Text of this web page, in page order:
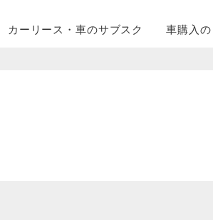
カーリース・車のサブスク 車購入の